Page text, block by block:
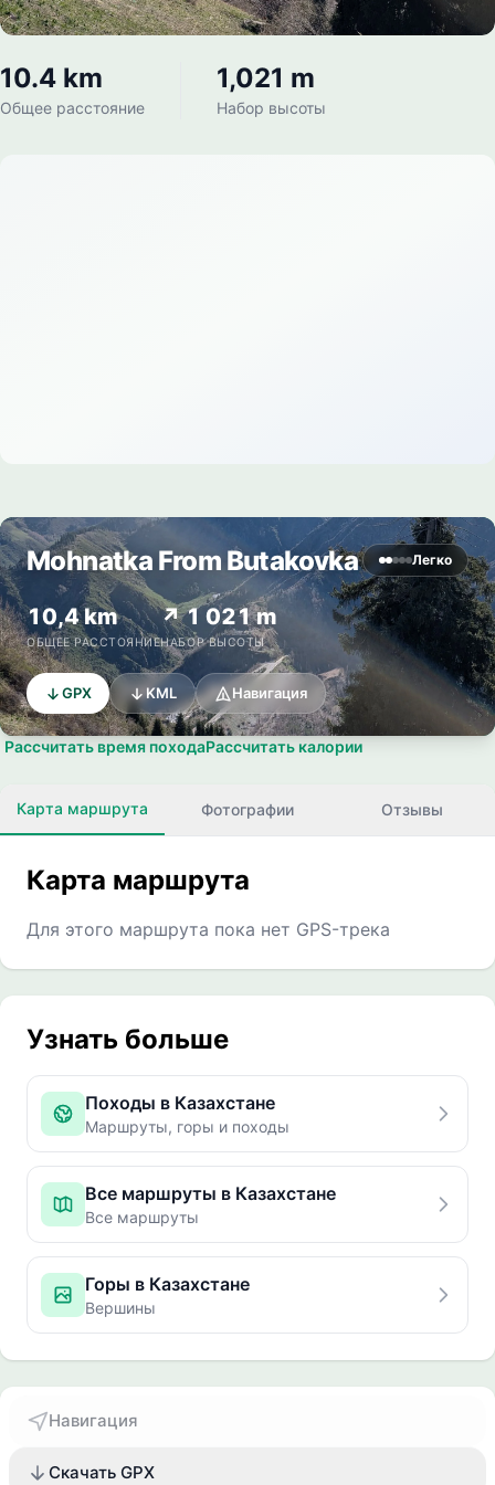
10.4 km
Общее расстояние
1,021 m
Набор высоты
Mohnatka From Butakovka Легко
10,4 km
ОБЩЕЕ РАССТОЯНИЕ
↗ 1 021 m
НАБОР ВЫСОТЫ
GPX KML Навигация
Рассчитать время походаРассчитать калории
Карта маршрута Фотографии Отзывы
Карта маршрута
Для этого маршрута пока нет GPS-трека
Узнать больше
Походы в Казахстане
Маршруты, горы и походы
Все маршруты в Казахстане
Все маршруты
Горы в Казахстане
Вершины
Навигация
Скачать GPX